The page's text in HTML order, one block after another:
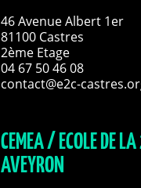
46 Avenue Albert 1er
81100 Castres
2ème Etage
04 67 50 46 08
contact@e2c-
CEMEA / ECOLE DE
AVEYRON